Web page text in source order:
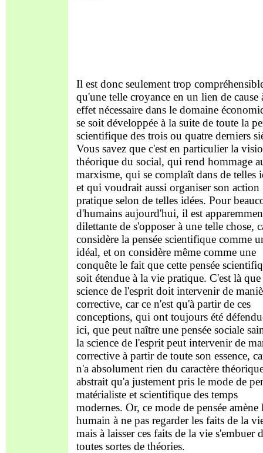
Il est donc seulement trop
qu'une telle croyance en un lien de cause
effet nécessaire dans le domaine
se soit développée à la suite de toute la
scientifique des trois ou quatre derniers
Vous savez que c'est en particulier la
théorique du social, qui rend hommage
marxisme, qui se complaît dans de telles
et qui voudrait aussi organiser son action
pratique selon de telles idées. Pour
d'humains aujourd'hui, il est
dilettante de s'opposer à une telle chose,
considère la pensée scientifique comme
idéal, et on considère même comme une
conquête le fait que cette pensée
soit étendue à la vie pratique. C'est là que
science de l'esprit doit intervenir de
corrective, car ce n'est qu'à partir de ces
conceptions, qui ont toujours été
ici, que peut naître une pensée sociale
la science de l'esprit peut intervenir de
corrective à partir de toute son essence,
n'a absolument rien du caractère
abstrait qu'a justement pris le mode de
matérialiste et scientifique des temps
modernes. Or, ce mode de pensée amène
humain à ne pas regarder les faits de la
mais à laisser ces faits de la vie s'embuer
toutes sortes de théories.